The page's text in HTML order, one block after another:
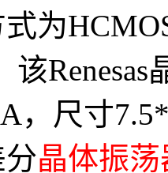
为
该
，尺寸
晶体振荡